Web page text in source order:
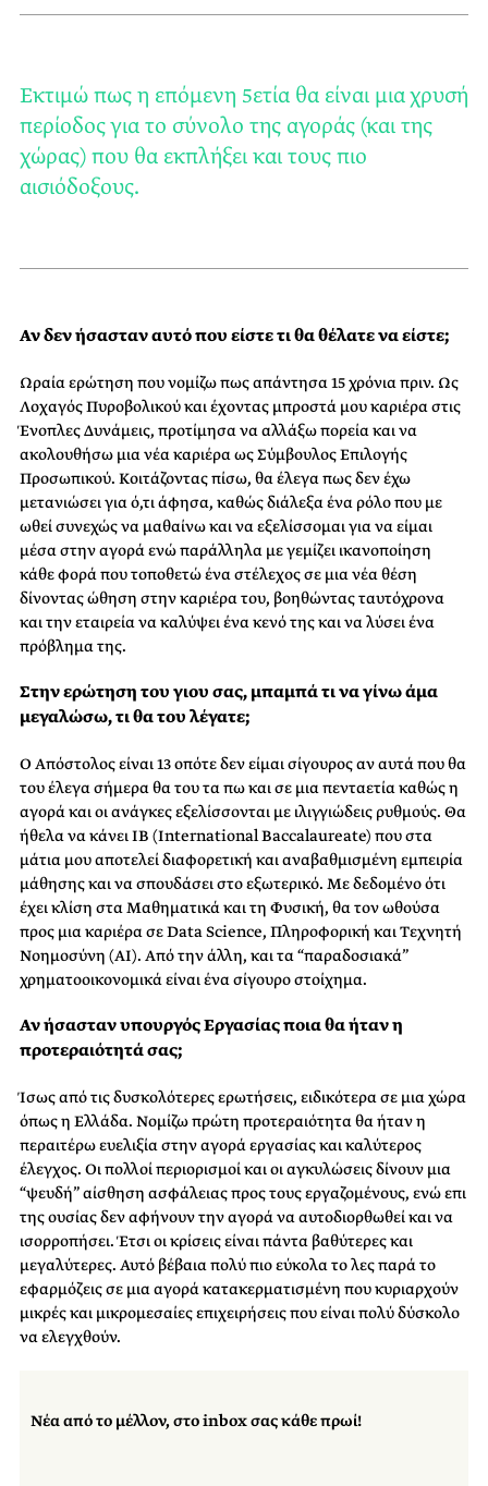
Εκτιμώ πως η επόμενη 5ετία θα είναι μια χρυσή
περίοδος για το σύνολο της αγοράς (και της
χώρας) που θα εκπλήξει και τους πιο
αισιόδοξους.
Αν δεν ήσασταν αυτό που είστε τι θα θέλατε να είστε;
Ωραία ερώτηση που νομίζω πως απάντησα 15 χρόνια πριν. Ως
Λοχαγός Πυροβολικού και έχοντας μπροστά μου καριέρα στις
Ένοπλες Δυνάμεις, προτίμησα να αλλάξω πορεία και να
ακολουθήσω μια νέα καριέρα ως Σύμβουλος Επιλογής
Προσωπικού. Κοιτάζοντας πίσω, θα έλεγα πως δεν έχω
μετανιώσει για ό,τι άφησα, καθώς διάλεξα ένα ρόλο που με
ωθεί συνεχώς να μαθαίνω και να εξελίσσομαι για να είμαι
μέσα στην αγορά ενώ παράλληλα με γεμίζει ικανοποίηση
κάθε φορά που τοποθετώ ένα στέλεχος σε μια νέα θέση
δίνοντας ώθηση στην καριέρα του, βοηθώντας ταυτόχρονα
και την εταιρεία να καλύψει ένα κενό της και να λύσει ένα
πρόβλημα της.
Στην ερώτηση του γιου σας, μπαμπά τι να γίνω άμα
μεγαλώσω, τι θα του λέγατε;
Ο Απόστολος είναι 13 οπότε δεν είμαι σίγουρος αν αυτά που θα
του έλεγα σήμερα θα του τα πω και σε μια πενταετία καθώς η
αγορά και οι ανάγκες εξελίσσονται με ιλιγγιώδεις ρυθμούς. Θα
ήθελα να κάνει IB (International Baccalaureate) που στα
μάτια μου αποτελεί διαφορετική και αναβαθμισμένη εμπειρία
μάθησης και να σπουδάσει στο εξωτερικό. Με δεδομένο ότι
έχει κλίση στα Μαθηματικά και τη Φυσική, θα τον ωθούσα
προς μια καριέρα σε Data Science, Πληροφορική και Τεχνητή
Νοημοσύνη (AI). Από την άλλη, και τα “παραδοσιακά”
χρηματοοικονομικά είναι ένα σίγουρο στοίχημα.
Αν ήσασταν υπουργός Εργασίας ποια θα ήταν η
προτεραιότητά σας;
Ίσως από τις δυσκολότερες ερωτήσεις, ειδικότερα σε μια χώρα
όπως η Ελλάδα. Νομίζω πρώτη προτεραιότητα θα ήταν η
περαιτέρω ευελιξία στην αγορά εργασίας και καλύτερος
έλεγχος. Οι πολλοί περιορισμοί και οι αγκυλώσεις δίνουν μια
“ψευδή” αίσθηση ασφάλειας προς τους εργαζομένους, ενώ επι
της ουσίας δεν αφήνουν την αγορά να αυτοδιορθωθεί και να
ισορροπήσει. Έτσι οι κρίσεις είναι πάντα βαθύτερες και
μεγαλύτερες. Αυτό βέβαια πολύ πιο εύκολα το λες παρά το
εφαρμόζεις σε μια αγορά κατακερματισμένη που κυριαρχούν
μικρές και μικρομεσαίες επιχειρήσεις που είναι πολύ δύσκολο
να ελεγχθούν.
Νέα από το μέλλον, στο inbox σας κάθε πρωί!